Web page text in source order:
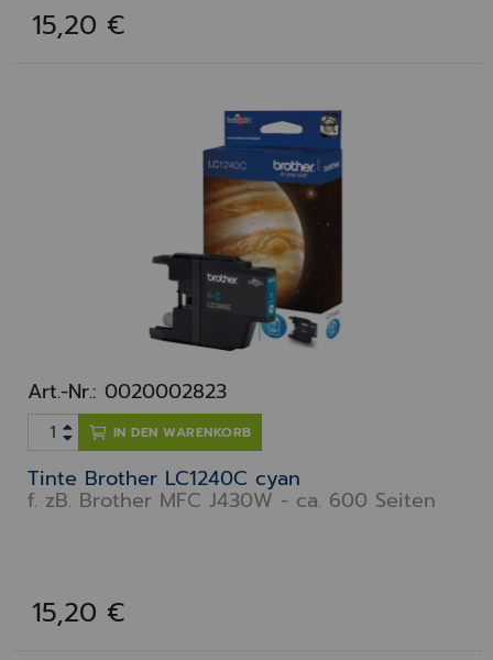
15,20 €
Art.-Nr.: 0020002823
IN DEN WARENKORB
Tinte Brother LC1240C cyan
f. zB. Brother MFC J430W - ca. 600 Seiten
15,20 €